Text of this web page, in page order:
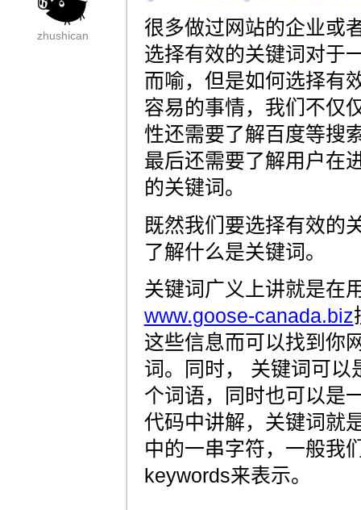
zhushican
很多做过网站的企业或
选择有效的关键词对于
而喻，但是如何选择有
容易的事情，我们不仅
性还需要了解百度等搜
最后还需要了解用户在
的关键词。
既然我们要选择有效的
了解什么是关键词。
关键词广义上讲就是在
www.goose-canada.biz
这些信息而可以找到你
词。同时， 关键词可以
个词语，同时也可以是
代码中讲解，关键词就
中的一串字符，一般我
keywords来表示。